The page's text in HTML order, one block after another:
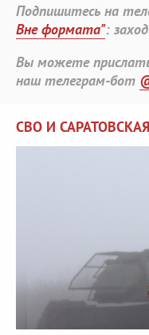
Подпишитесь на
Вне формата":
Вы можете
наш телеграм-бот
СВО И